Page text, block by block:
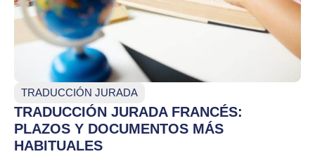
TRADUCCIÓN JURADA
TRADUCCIÓN JURADA FRANCÉS:
PLAZOS Y DOCUMENTOS MÁS
HABITUALES